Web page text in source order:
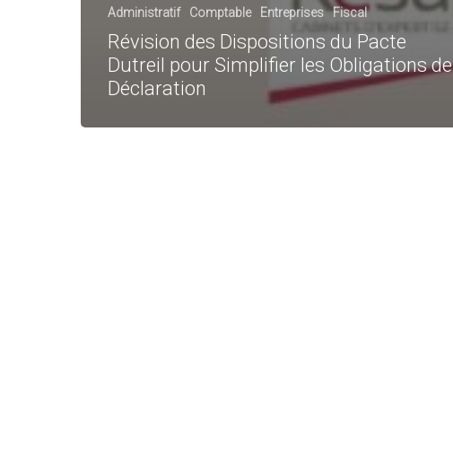
Administratif Comptable Entreprises Fiscal
Révision des Dispositions du Pacte
Dutreil pour Simplifier les Obligations de
Déclaration